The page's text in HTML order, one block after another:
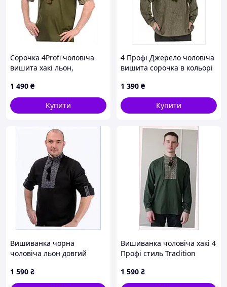
Сорочка 4Profi чоловіча
вишита хакі льон,
1 490 ₴
Купити
4 Профі Джерело чоловіча
вишита сорочка в кольорі
1 390 ₴
Купити
Вишиванка чорна
чоловіча льон довгий
1 590 ₴
Вишиванка чоловіча хакі 4
Профі стиль Tradition
1 590 ₴